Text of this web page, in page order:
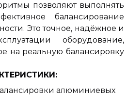
позволяют выполнять
балансирование
Это точное, надёжное и
оборудование,
на реальную балансировку
алюминиевых